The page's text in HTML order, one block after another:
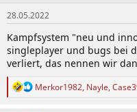
28.05.2022
Kampfsystem "neu und
singleplayer und bugs bei
verliert, das nennen wir
R
Merkor1982, Nayle,